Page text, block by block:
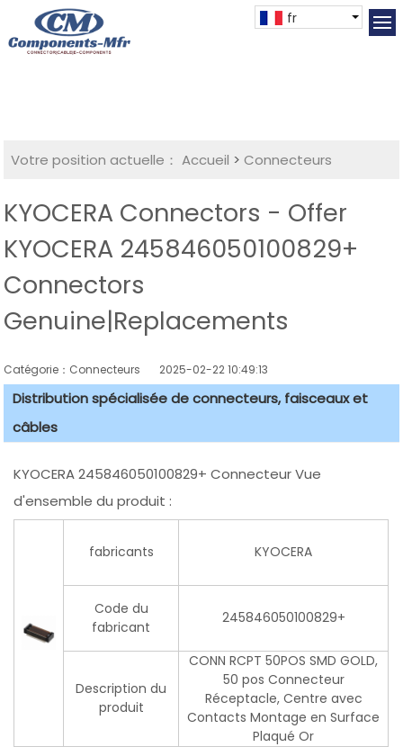
fr
Votre position actuelle： Accueil >Connecteurs
KYOCERA Connectors - Offer
KYOCERA 245846050100829+
Connectors
Genuine|Replacements
Catégorie：Connecteurs 2025-02-22 10:49:13
Distribution spécialisée de connecteurs, faisceaux et
câbles
KYOCERA 245846050100829+ Connecteur Vue
d'ensemble du produit :
fabricants KYOCERA
Code du
fabricant
245846050100829+
Description du
produit
CONN RCPT 50POS SMD GOLD,
50 pos Connecteur
Réceptacle, Centre avec
Contacts Montage en Surface
Plaqué Or